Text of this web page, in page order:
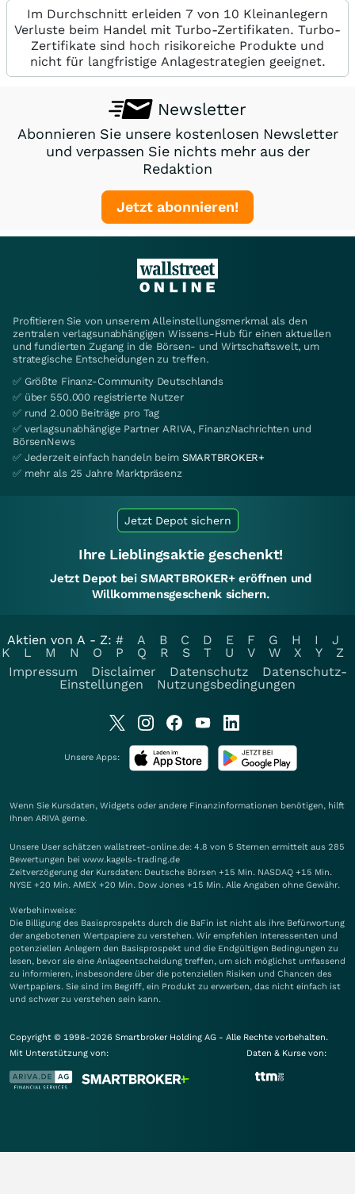
Im Durchschnitt erleiden 7 von 10 Kleinanlegern
Verluste beim Handel mit Turbo-Zertifikaten. Turbo-
Zertifikate sind hoch risikoreiche Produkte und
nicht für langfristige Anlagestrategien geeignet.
Newsletter
Abonnieren Sie unsere kostenlosen Newsletter
und verpassen Sie nichts mehr aus der
Redaktion
Jetzt abonnieren!
Profitieren Sie von unserem Alleinstellungsmerkmal als den
zentralen verlagsunabhängigen Wissens-Hub für einen aktuellen
und fundierten Zugang in die Börsen- und Wirtschaftswelt, um
strategische Entscheidungen zu treffen.
✅ Größte Finanz-Community Deutschlands
✅ über 550.000 registrierte Nutzer
✅ rund 2.000 Beiträge pro Tag
✅ verlagsunabhängige Partner ARIVA, FinanzNachrichten und
BörsenNews
✅ Jederzeit einfach handeln beim SMARTBROKER+
✅ mehr als 25 Jahre Marktpräsenz
Jetzt Depot sichern
Ihre Lieblingsaktie geschenkt!
Jetzt Depot bei SMARTBROKER+ eröffnen und
Willkommensgeschenk sichern.
Aktien von A - Z: # A B C D E F G H I
J
K
L M N O P Q R S T U V W X Y
Z
Impressum
Disclaimer Datenschutz
Datenschutz-
Einstellungen
Nutzungsbedingungen
Unsere Apps:
Wenn Sie Kursdaten, Widgets oder andere Finanzinformationen benötigen, hilft
Ihnen ARIVA gerne.
Unsere User schätzen wallstreet-online.de: 4.8 von 5 Sternen ermittelt aus 285
Bewertungen bei www.kagels-trading.de
Zeitverzögerung der Kursdaten: Deutsche Börsen +15 Min. NASDAQ +15 Min.
NYSE +20 Min. AMEX +20 Min. Dow Jones +15 Min. Alle Angaben ohne Gewähr.
Werbehinweise:
Die Billigung des Basisprospekts durch die BaFin ist nicht als ihre Befürwortung
der angebotenen Wertpapiere zu verstehen. Wir empfehlen Interessenten und
potenziellen Anlegern den Basisprospekt und die Endgültigen Bedingungen zu
lesen, bevor sie eine Anlageentscheidung treffen, um sich möglichst umfassend
zu informieren, insbesondere über die potenziellen Risiken und Chancen des
Wertpapiers. Sie sind im Begriff, ein Produkt zu erwerben, das nicht einfach ist
und schwer zu verstehen sein kann.
Copyright © 1998-2026 Smartbroker Holding AG - Alle Rechte vorbehalten.
Mit Unterstützung von:
Daten & Kurse von: